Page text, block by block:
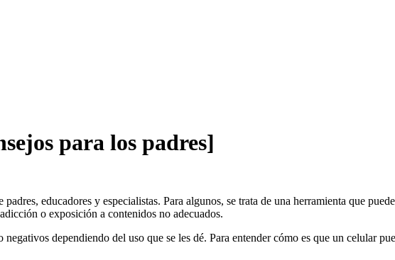
para los padres]
educadores y especialistas. Para algunos, se trata de una herramienta que
o exposición a contenidos no adecuados.
dependiendo del uso que se les dé. Para entender cómo es que un celular